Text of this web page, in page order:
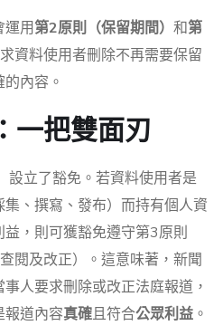
用第2原則（保留期間） 和第
求資料使用者刪除不再需要保留
內容。
一把雙面刃
設立了豁免。若資料使用者是
、撰寫、發布）而持有個人資
，則可獲豁免遵守第3原則
閱及改正）。這意味著，新聞
人要求刪除或改正法庭報道，
報道內容真確且符合公眾利益 。